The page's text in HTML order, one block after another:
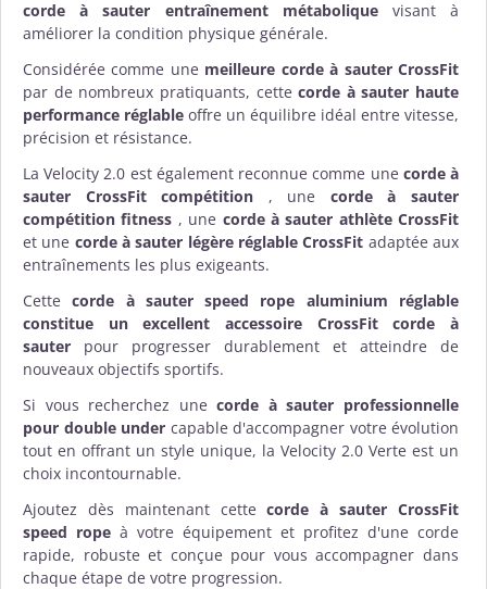
corde à sauter entraînement métaboliquevisant à
améliorer la condition physique générale.
Considérée comme une meilleure corde à sauter CrossFit
par de nombreux pratiquants, cettecorde à sauter haute
performance réglable offre un équilibre idéal entre vitesse,
précision et résistance.
La Velocity 2.0 est également reconnue comme une corde à
sauter CrossFit compétition , une corde à sauter
compétition fitness , une corde à sauter athlète CrossFit
et une corde à sauter légère réglable CrossFit adaptée aux
entraînements les plus exigeants.
Cettecorde à sauter speed rope aluminium réglable
constitue un excellent accessoire CrossFit corde à
sauter pour progresser durablement et atteindre de
nouveaux objectifs sportifs.
Si vous recherchez unecorde à sauter professionnelle
pour double under capable d'accompagner votre évolution
tout en offrant un style unique, la Velocity 2.0 Verte est un
choix incontournable.
Ajoutez dès maintenant cettecorde à sauter CrossFit
speed rope à votre équipement et profitez d'une corde
rapide, robuste et conçue pour vous accompagner dans
chaque étape de votre progression.